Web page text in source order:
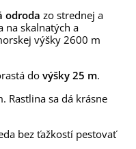
odroda zo strednej a
na skalnatých a
výšky 2600 m
dovýšky 25 m.
. Rastlina sa dá krásne
bez ťažkostí pestovať